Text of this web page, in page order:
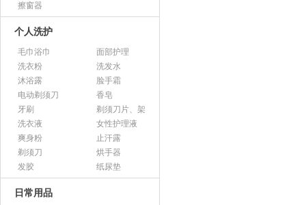
擦窗器
个人洗护
毛巾浴巾
面部护理
洗衣粉
洗发水
沐浴露
脸手霜
电动剃须刀
香皂
牙刷
剃须刀片、架
洗衣液
女性护理液
爽身粉
止汗露
剃须刀
烘手器
发胶
纸尿垫
日常用品